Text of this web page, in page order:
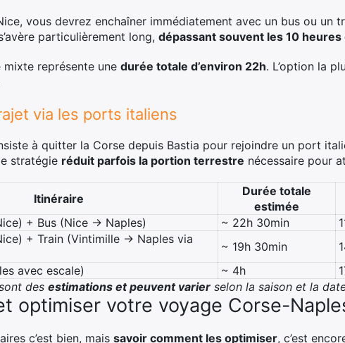
vous devrez enchaîner immédiatement avec un bus ou un
particulièrement long, dépassant souvent les 10 heures
représente une durée totale d’environ 22h. L’option la
via les ports italiens
à quitter la Corse depuis Bastia pour rejoindre un port
stratégie réduit parfois la portion terrestre nécessaire pour
Itinéraire
Durée totale
estimée
+ Bus (Nice -> Naples)
~ 22h 30min
+ Train (Vintimille -> Naples via
~ 19h 30min
avec escale)
~ 4h
des estimations et peuvent varier selon la saison et la
optimiser votre voyage Corse-
c’est bien, mais savoir comment les optimiser, c’est